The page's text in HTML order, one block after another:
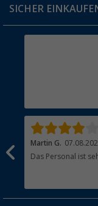
Rücksendung
SICHER
Martin G.
Das Personal ist